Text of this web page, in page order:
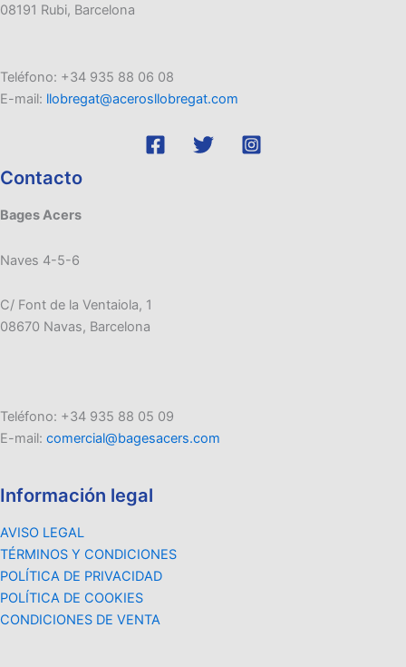
08191 Rubi, Barcelona
Teléfono: +34 935 88 06 08
E-mail: llobregat@acerosllobregat.com
Contacto
Bages Acers
Naves 4-5-6
C/ Font de la Ventaiola, 1
08670 Navas, Barcelona
Teléfono: +34 935 88 05 09
E-mail: comercial@bagesacers.com
Información legal
AVISO LEGAL
TÉRMINOS Y CONDICIONES
POLÍTICA DE PRIVACIDAD
POLÍTICA DE COOKIES
CONDICIONES DE VENTA